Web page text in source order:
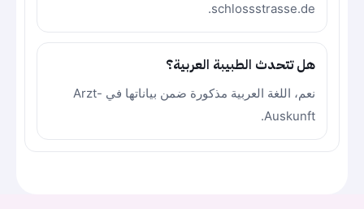
schlossstrasse.de.
هل تتحدث الطبيبة العربية؟
نعم، اللغة العربية مذكورة ضمن بياناتها في Arzt-
Auskunft.